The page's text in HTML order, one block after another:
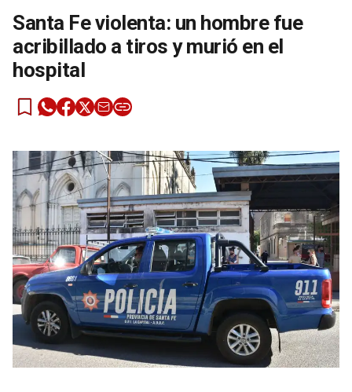
Santa Fe violenta: un hombre fue
acribillado a tiros y murió en el
hospital